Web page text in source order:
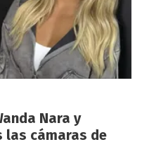
Nara y
las cámaras de